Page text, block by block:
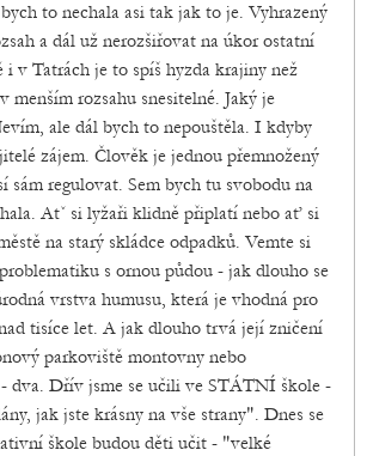
to nechala asi tak jak to je. Vyhrazený
a dál už nerozšiřovat na úkor ostatní
i v Tatrách je to spíš hyzda krajiny než
menším rozsahu snesitelné. Jaký je
ale dál bych to nepouštěla. I kdyby
zájem. Člověk je jednou přemnožený
sám regulovat. Sem bych tu svobodu na
Atˇ si lyžaři klidně připlatí nebo ať si
na starý skládce odpadků. Vemte si
s ornou půdou - jak dlouho se
vrstva humusu, která je vhodná pro
tisíce let. A jak dlouho trvá její zničení
parkoviště montovny nebo
dva. Dřív jsme se učili ve STÁTNÍ škole -
jak jste krásny na vše strany". Dnes se
škole budou děti učit - "velké